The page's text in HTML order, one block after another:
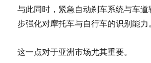
与此同时，紧急自动刹车系统与车
步强化对摩托车与自行车的识别能力
这一点对于亚洲市场尤其重要。